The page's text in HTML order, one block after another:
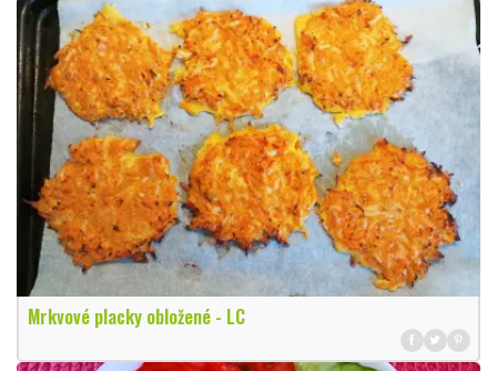
Mrkvové placky obložené - LC